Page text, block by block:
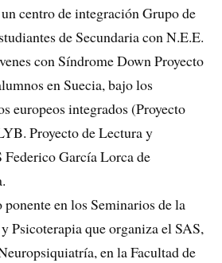
centro de integración Grupo de
de Secundaria con N.E.E.
con Síndrome Down Proyecto
en Suecia, bajo los
europeos integrados (Proyecto
Proyecto de Lectura y
García Lorca de
en los Seminarios de la
Psicoterapia que organiza el SAS,
en la Facultad de